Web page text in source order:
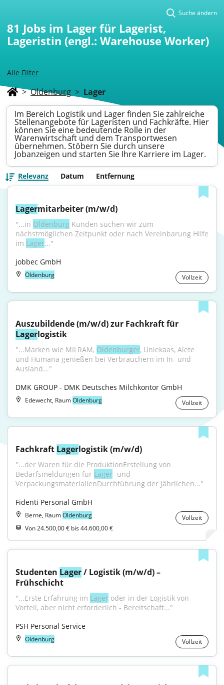
Alle Filter
Suche ändern
81 Jobs im Lager für Lagerist,
Lageristin (engl.: Warehouse Worker)
> Oldenburg > Lager
Im Bereich Logistik und Lager finden Sie zahlreiche
Stellenangebote für Lageristen und Fachkräfte. Hier
können Sie eine bedeutende Rolle in der
Warenwirtschaft und dem Transportwesen
übernehmen. Stöbern Sie durch unsere
Jobanzeigen und starten Sie Ihre Karriere im Lager.
Relevanz Datum Entfernung
Lagermitarbeiter (m/w/d)
"...in Oldenburg Kunden suchen wir zum
nächstmöglichen Zeitpunkt oder nach Vereinbarung Hilfe
im Lager..."
jobbec GmbH
Oldenburg Vollzeit
Lagerlogistik
"...Marken wie MILRAM, Oldenburger, Uniekaas, Alete
und Humana genießen bei Verbrauchern im In- und
Ausland..."
DMK GROUP - DMK Deutsches Milchkontor GmbH
Edewecht, RaumOldenburg Vollzeit
Fachkraft Lagerlogistik (m/w/d)
"...der Waren für die ProduktionErstellung von
Bedarfsmeldungen für Lager- und
VerpackungsmaterialienDurchführung der jährlichen..."
Fidenti Personal GmbH
Berne, RaumOldenburg
Vollzeit
Von 24.500,00 € bis 44.600,00 €
Studenten Lager / Logistik (m/w/d) –
Frühschicht
"...Erste Erfahrung im Lager oder in der Logistik von
Vorteil, aber nicht erforderlich - Bereitschaft..."
PSH Personal Service
Oldenburg Vollzeit